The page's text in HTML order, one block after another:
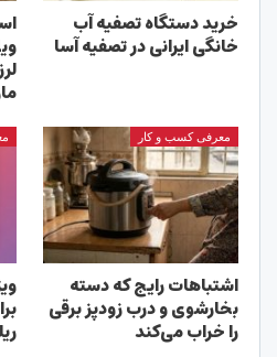
خرید دستگاه تصفیه آب
خانگی ایرانی در تصفیه آسا
معرفی کسب و کار
اشتباهات رایج که دسته
بخارشوی و درب زودپز برقی
را خراب می‌کند